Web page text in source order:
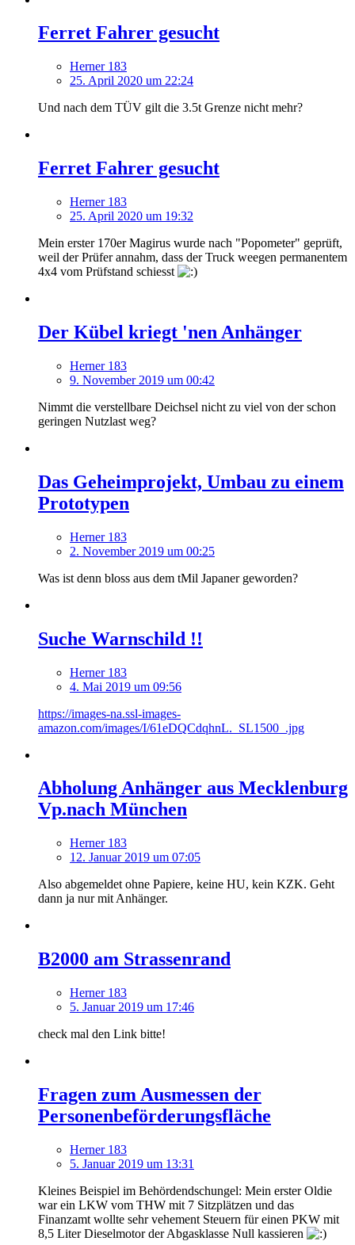
Ferret Fahrer gesucht
Herner 183
25. April 2020 um 22:24
Und nach dem TÜV gilt die 3.5t Grenze nicht mehr?
Ferret Fahrer gesucht
Herner 183
25. April 2020 um 19:32
Mein erster 170er Magirus wurde nach "Popometer" geprüft,
weil der Prüfer annahm, dass der Truck weegen permanentem
4x4 vom Prüfstand schiesst
Der Kübel kriegt 'nen Anhänger
Herner 183
9. November 2019 um 00:42
Nimmt die verstellbare Deichsel nicht zu viel von der schon
geringen Nutzlast weg?
Das Geheimprojekt, Umbau zu einem
Prototypen
Herner 183
2. November 2019 um 00:25
Was ist denn bloss aus dem tMil Japaner geworden?
Suche Warnschild !!
Herner 183
4. Mai 2019 um 09:56
https://images-na.ssl-images-
amazon.com/images/I/61eDQCdqhnL._SL1500_.jpg
Abholung Anhänger aus Mecklenburg
Vp.nach München
Herner 183
12. Januar 2019 um 07:05
Also abgemeldet ohne Papiere, keine HU, kein KZK. Geht
dann ja nur mit Anhänger.
B2000 am Strassenrand
Herner 183
5. Januar 2019 um 17:46
check mal den Link bitte!
Fragen zum Ausmessen der
Personenbeförderungsfläche
Herner 183
5. Januar 2019 um 13:31
Kleines Beispiel im Behördendschungel: Mein erster Oldie
war ein LKW vom THW mit 7 Sitzplätzen und das
Finanzamt wollte sehr vehement Steuern für einen PKW mit
8,5 Liter Dieselmotor der Abgasklasse Null kassieren